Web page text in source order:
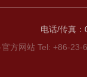
电话/传真
方网站 Tel: +86-23-